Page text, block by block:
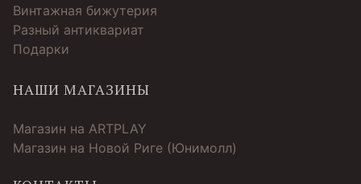
Винтажная бижутерия
Разный антиквариат
Подарки
НАШИ МАГАЗИНЫ
Магазин на ARTPLAY
Магазин на Новой Риге (Юнимолл)